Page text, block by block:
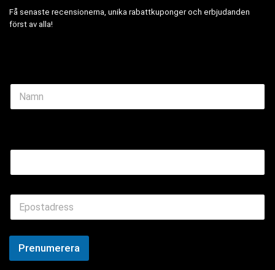
Få senaste recensionerna, unika rabattkuponger och erbjudanden
först av alla!
N
m
E
a
i
*
Prenumerera